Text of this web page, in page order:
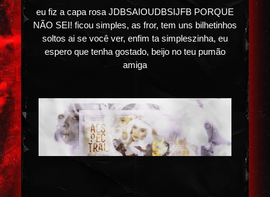
eu fiz a capa rosa JDBSAIOUDBSIJFB PORQUE
NÃO SEI! ficou simples, as fror, tem uns bilhetinhos
soltos ai se você ver, enfim ta simpleszinha, eu
espero que tenha gostado, beijo no teu pumão
amiga